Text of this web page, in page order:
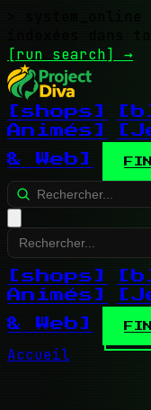
indexées dans
[run search] →
[shops]
Animés]
& Web]
[shops]
Animés]
& Web]
Accueil